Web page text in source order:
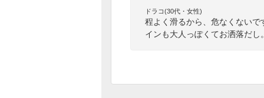
ドラコ(30代・女性)
程よく滑るから、危なくない
インも大人っぽくてお洒落だし